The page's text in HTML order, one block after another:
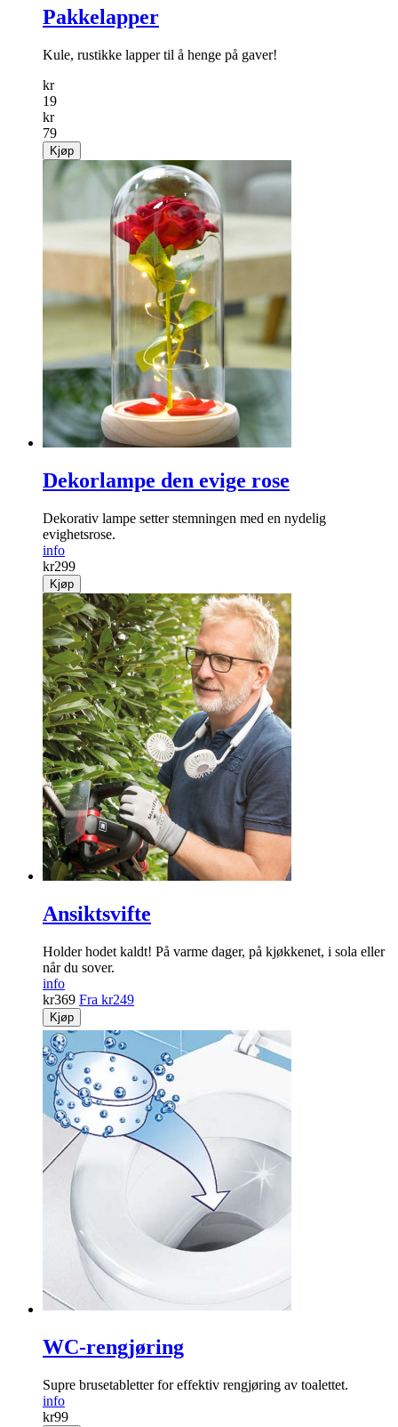
Pakkelapper
Kule, rustikke lapper til å henge på gaver!
kr
19
kr
79
Kjøp
Dekorlampe den evige rose
Dekorativ lampe setter stemningen med en nydelig
evighetsrose.
info
kr299
Kjøp
Ansiktsvifte
Holder hodet kaldt! På varme dager, på kjøkkenet, i sola eller
når du sover.
info
kr369 Fra kr249
Kjøp
WC-rengjøring
Supre brusetabletter for effektiv rengjøring av toalettet.
info
kr99